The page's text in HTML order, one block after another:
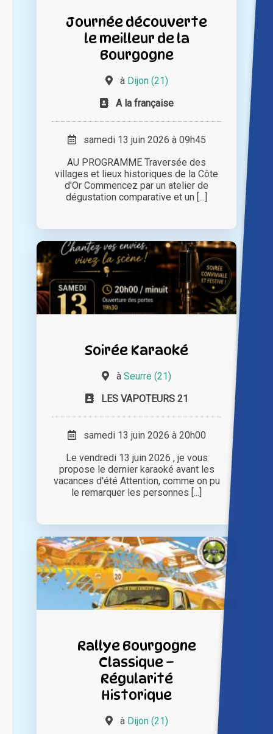
Journée découverte
le meilleur de la
Bourgogne
à Dijon (21)
A la française
samedi 13 juin 2026 à 09h45
AU PROGRAMME Traversée des
villages et lieux historiques de la Côte
d'Or Commencez par un atelier de
dégustation comparative et un [...]
Soirée Karaoké
à Seurre (21)
LES VAPOTEURS 21
samedi 13 juin 2026 à 20h00
Le vendredi 13 juin 2026 , je vous
propose le dernier karaoké avant les
vacances d'été Attention, comme on pu
le remarquer les personnes [...]
Rallye Bourgogne
Classique –
Régularité
Historique
à Dijon (21)